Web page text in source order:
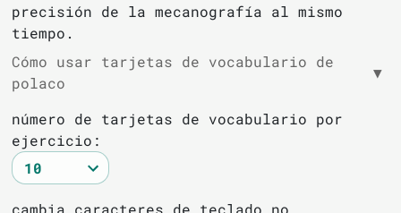
precisión de la mecanografía al mismo
tiempo.
Cómo usar tarjetas de vocabulario de
polaco
▼
número de tarjetas de vocabulario por
ejercicio:
cambia caracteres de teclado no